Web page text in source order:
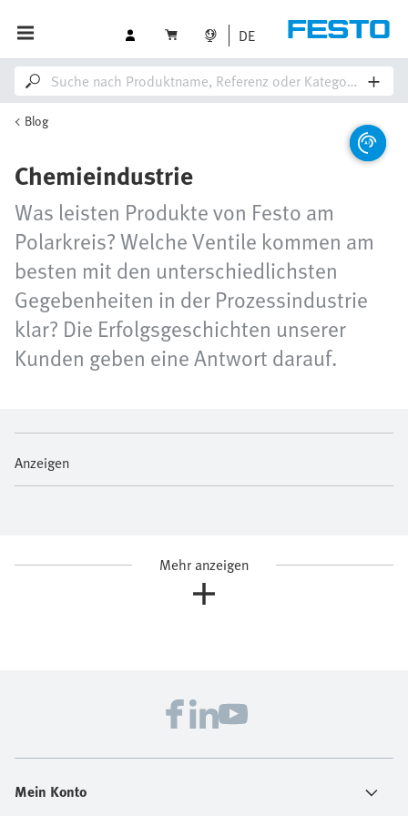
DE
Blog
Chemieindustrie
Was leisten Produkte von Festo am
Polarkreis? Welche Ventile kommen am
besten mit den unterschiedlichsten
Gegebenheiten in der Prozessindustrie
klar? Die Erfolgsgeschichten unserer
Kunden geben eine Antwort darauf.
Anzeigen
Mehr anzeigen
Mein Konto